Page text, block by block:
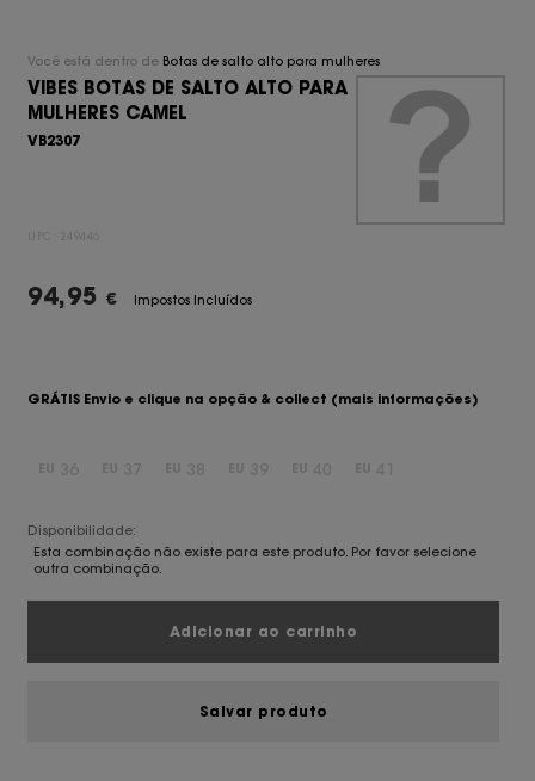
Você está dentro de Botas de salto alto para mulheres
VIBES BOTAS DE SALTO ALTO PARA
MULHERES CAMEL
VB2307
UPC: 249446
94,95 € Impostos Incluídos
GRÁTIS Envio e clique na opção & collect (mais informações)
Disponibilidade:
Esta combinação não existe para este produto. Por favor selecione
outra combinação.
Adicionar ao carrinho
Salvar produto